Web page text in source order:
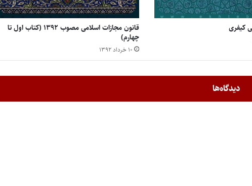
کیفری
قانون مجازات اسلامی مصوب ۱۳۹۲ (کتاب اول تا
چهارم)
۱۰ خرداد ۱۳۹۲
دیدگاه‌ها